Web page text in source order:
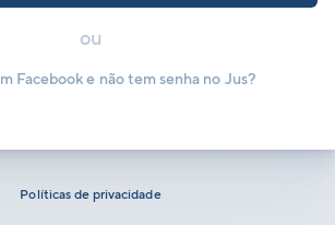
ou
Facebook e não tem senha no Jus?
Políticas de privacidade